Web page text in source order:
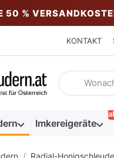
50 %
KONTAKT
Geben Sie
Imkereigeräte
Radial-